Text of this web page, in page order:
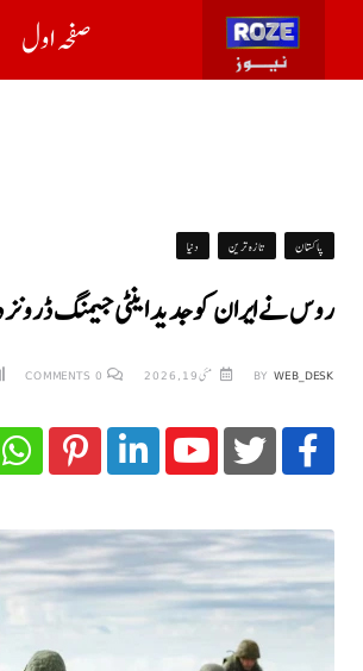
صفحہ اول
پاکستان تازہ ترین دنیا
روس نے ایران کو جدید اینٹی جیمنگ
BY WEB_DESK مئی 19, 2026 0
COMMENTS